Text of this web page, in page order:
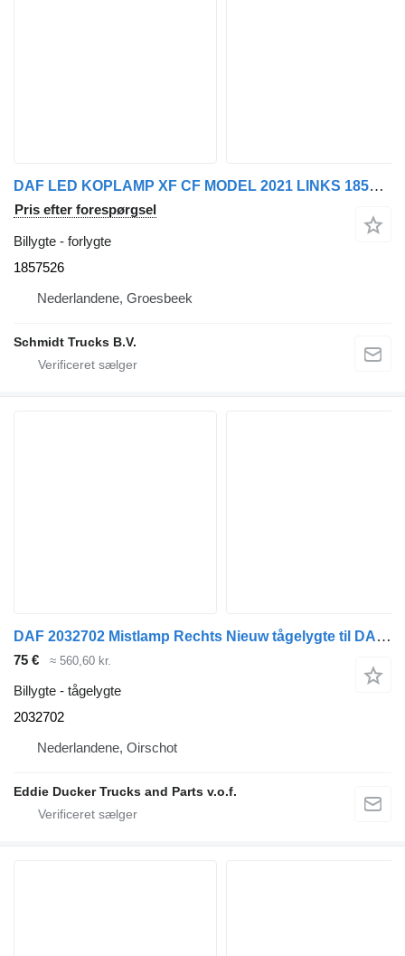
DAF LED KOPLAMP XF CF MODEL 2021 LINKS 1857526 forlygte til lastbil
Pris efter forespørgsel
Billygte - forlygte
1857526
Nederlandene, Groesbeek
Schmidt Trucks B.V.
DAF 2032702 Mistlamp Rechts Nieuw tågelygte til DAF CF / XF EURO 6 lastbil
75 € ≈ 560,60 kr.
Billygte - tågelygte
2032702
Nederlandene, Oirschot
Eddie Ducker Trucks and Parts v.o.f.